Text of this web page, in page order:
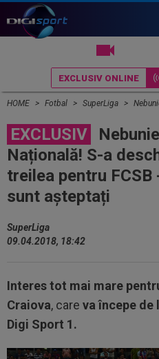
EXCLUSIV ONLINE
HOME Fotbal SuperLiga Nebunie la
EXCLUSIV
Națională! S-a
treilea pentru
sunt așteptați
SuperLiga
09.04.2018, 18:42
Interes tot mai mare
Craiova, care va începe de
Digi Sport 1.